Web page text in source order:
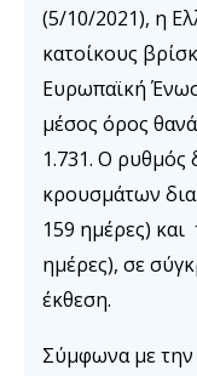
(5/10/2021), η
κατοίκους
Ευρωπαϊκή
μέσος όρος
1.731. Ο ρυθμός
κρουσμάτων
159 ημέρες)
ημέρες), σε
έκθεση.
Σύμφωνα με την